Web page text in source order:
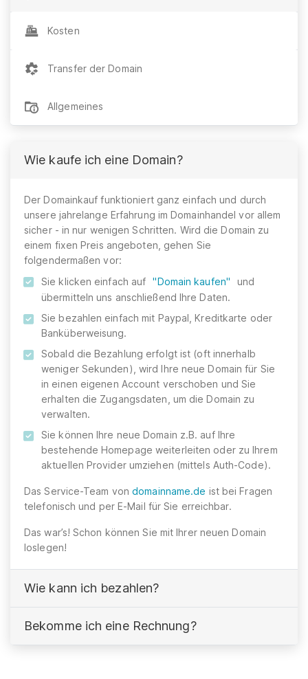
Kosten
Transfer der Domain
Allgemeines
Wie kaufe ich eine Domain?
Der Domainkauf funktioniert ganz einfach und durch
unsere jahrelange Erfahrung im Domainhandel vor allem
sicher - in nur wenigen Schritten. Wird die Domain zu
einem fixen Preis angeboten, gehen Sie
folgendermaßen vor:
Sie klicken einfach auf
"Domain kaufen"
und
übermitteln uns anschließend Ihre Daten.
Sie bezahlen einfach mit Paypal, Kreditkarte oder
Banküberweisung.
Sobald die Bezahlung erfolgt ist (oft innerhalb
weniger Sekunden), wird Ihre neue Domain für Sie
in einen eigenen Account verschoben und Sie
erhalten die Zugangsdaten, um die Domain zu
verwalten.
Sie können Ihre neue Domain z.B. auf Ihre
bestehende Homepage weiterleiten oder zu Ihrem
aktuellen Provider umziehen (mittels Auth-Code).
Das Service-Team vondomainname.de ist bei Fragen
telefonisch und per E-Mail für Sie erreichbar.
Das war’s! Schon können Sie mit Ihrer neuen Domain
loslegen!
Wie kann ich bezahlen?
Bekomme ich eine Rechnung?